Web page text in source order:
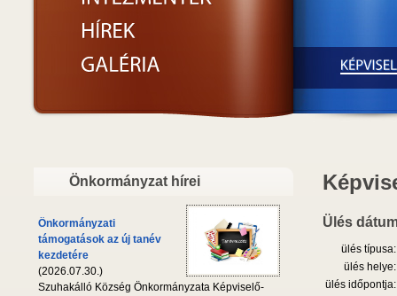
Önkormányzat hírei
Önkormányzati
támogatások az új tanév
kezdetére
(2026.07.30.)
Szuhakálló Község Önkormányzata Képviselő-
Ülés
ülés típusa:
ülés helye:
ülés időpontja: